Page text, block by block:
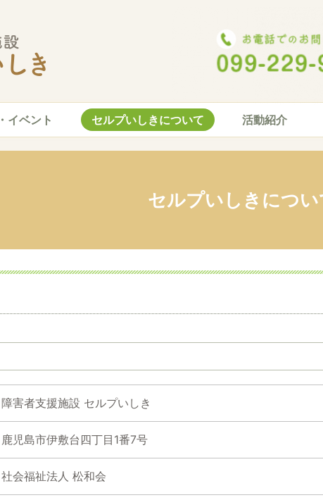
イベント セルプいしきについて 活動紹介
セルプいしきについ
障害者支援施設 セルプいしき
鹿児島市伊敷台四丁目1番7号
社会福祉法人 松和会